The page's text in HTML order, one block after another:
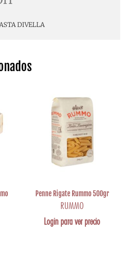
Penne Rigate Rummo 500gr
RUMMO
Login para ver precio
DIVELLA